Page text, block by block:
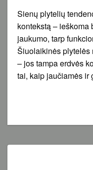
Sienų plytelių
kontekstą – ieškoma
jaukumo, tarp
Šiuolaikinės plytelės
– jos tampa erdvės
tai, kaip jaučiamės ir
Navigacija